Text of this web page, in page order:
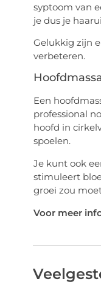
syptoom van
je dus je
Gelukkig zijn
verbeteren.
Een
professional
hoofd in
spoelen.
Je kunt ook
stimuleert
groei zou
Voor meer